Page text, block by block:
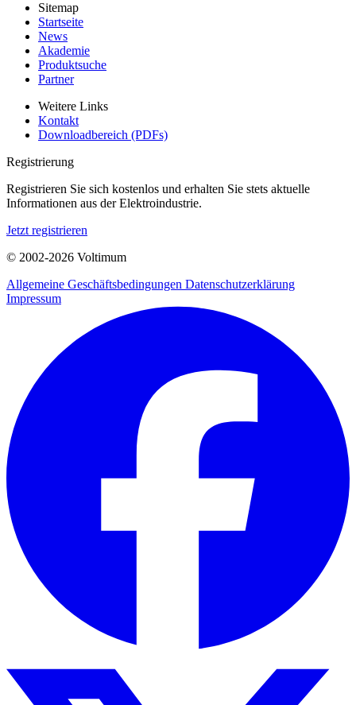
Sitemap
Startseite
News
Akademie
Produktsuche
Partner
Weitere Links
Kontakt
Downloadbereich (PDFs)
Registrierung
Registrieren Sie sich kostenlos und erhalten Sie stets aktuelle
Informationen aus der Elektroindustrie.
Jetzt registrieren
© 2002-2026 Voltimum
Allgemeine Geschäftsbedingungen Datenschutzerklärung
Impressum